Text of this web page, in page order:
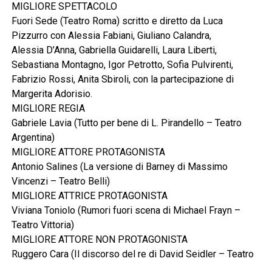
MIGLIORE SPETTACOLO
Fuori Sede (Teatro Roma) scritto e diretto da Luca
Pizzurro con Alessia Fabiani, Giuliano Calandra,
Alessia D’Anna, Gabriella Guidarelli, Laura Liberti,
Sebastiana Montagno, Igor Petrotto, Sofia Pulvirenti,
Fabrizio Rossi, Anita Sbiroli, con la partecipazione di
Margerita Adorisio.
MIGLIORE REGIA
Gabriele Lavia (Tutto per bene di L. Pirandello – Teatro
Argentina)
MIGLIORE ATTORE PROTAGONISTA
Antonio Salines (La versione di Barney di Massimo
Vincenzi – Teatro Belli)
MIGLIORE ATTRICE PROTAGONISTA
Viviana Toniolo (Rumori fuori scena di Michael Frayn –
Teatro Vittoria)
MIGLIORE ATTORE NON PROTAGONISTA
Ruggero Cara (Il discorso del re di David Seidler – Teatro